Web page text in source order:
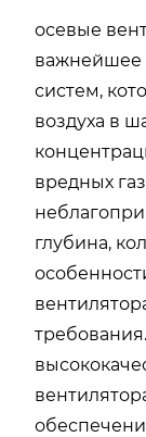
осевые
важнейшее
систем,
воздуха в
вредных
глубина,